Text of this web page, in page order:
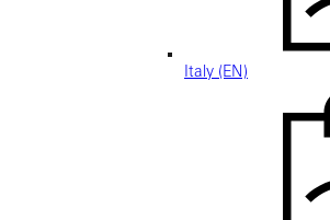
Italy (EN)